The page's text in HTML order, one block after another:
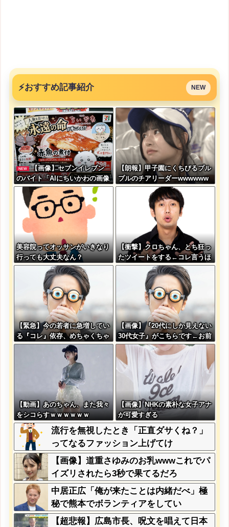
⚡おすすめ記事紹介 NEW
NEW
【画像】セブンイレブン
のバイト「AIにちいかわの画像
を食わせてっと………でき
た！」
【朗報】甲子園にくちびるプル
プルのチアリーダーwwwwww
wwww
美容院ってオッサンがいきなり
行っても大丈夫なん？
【衝撃】クロちゃん、とち狂っ
たツイートをする←コレ言うほ
どおかしいか？？？？？？
【緊急】今の若者に急増してい
る『コレ』依存、めちゃくちゃ
深刻な模様w w w w w w w w
【画像】『20代にしか見えない
30代女子』がこちらです←お前
らから見てどう？？？？？？？
【動画】あのちゃん、また我々
をシコらすｗｗｗｗｗｗ
【画像】NHKの素朴な女子アナ
が可愛すぎる
流行を無視したとき「正直ダサくね？」
ってなるファッション上げてけ
【画像】道重さゆみのお乳wwwこれでパ
イズリされたら3秒で果てるだろ
中居正広「俺が来たことは内緒だべ」極
秘で熊本でボランティアをしてい
た・・・
【超悲報】広島市長、呪文を唱えて日本